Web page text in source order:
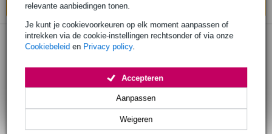
relevante aanbiedingen tonen.
Je kunt je cookievoorkeuren op elk moment aanpassen of
intrekken via de cookie-instellingen rechtsonder of via onze
Cookiebeleid en Privacy policy.
Weigeren
Aanpassen
Accepteren
In mijn winkelwagen
2 reviews
Zomo OB-80 XT platenkoffer zwart
Op voorraad bij de leverancier